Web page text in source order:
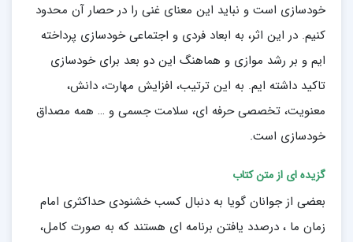
خودسازی است و نباید این معنای غنی را در حصار آن محدود
کنیم. در این اثر، به ابعاد فردی و اجتماعی خودسازی پرداخته
ایم و بر رشد موازی و هماهنگ این دو بعد برای خودسازی
تاکید داشته ایم. به این ترتیب، افزایش مهارت، دانش،
معنویت، تخصصی حرفه ای، سلامت جسمی و … همه مصداق
خودسازی است.
گزیده ای از متن کتاب
بعضی از جوانان گویا به دنبال کسب خشنودی حداکثری امام
زمان ما ، درصدد یافتن برنامه ای هستند که به صورت کامل،